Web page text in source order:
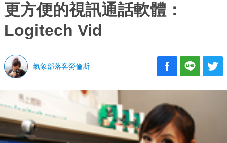
更方便的視訊通話軟體：
Logitech Vid
氣象部落客勞倫斯